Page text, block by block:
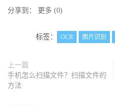
分享到： 更多 (0)
标签： OCR 图片识别
上一篇
手机怎么扫描文件？扫描文件的
方法